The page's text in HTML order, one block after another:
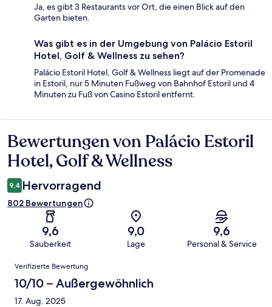
Ja, es gibt 3 Restaurants vor Ort, die einen Blick auf den
Garten bieten.
Was gibt es in der Umgebung von Palácio Estoril
Hotel, Golf & Wellness zu sehen?
Palácio Estoril Hotel, Golf & Wellness liegt auf der Promenade
in Estoril, nur 5 Minuten Fußweg von Bahnhof Estoril und 4
Minuten zu Fuß von Casino Estoril entfernt.
Bewertungen
Bewertungen von Palácio Estoril
Hotel, Golf & Wellness
9,4 Hervorragend
802 Bewertungen
9,6
Sauberkeit
9,0
Lage
9,6
Personal & Service
Bewertungen
Verifizierte Bewertung
10/10 – Außergewöhnlich
17. Aug. 2025